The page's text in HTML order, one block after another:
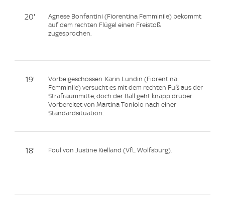
20'
Agnese Bonfantini (Fiorentina Femminile) bekommt
auf dem rechten Flügel einen Freistoß
zugesprochen.
19'
Vorbeigeschossen. Karin Lundin (Fiorentina
Femminile) versucht es mit dem rechten Fuß aus der
Strafraummitte, doch der Ball geht knapp drüber.
Vorbereitet von Martina Toniolo nach einer
Standardsituation.
18' Foul von Justine Kielland (VfL Wolfsburg).